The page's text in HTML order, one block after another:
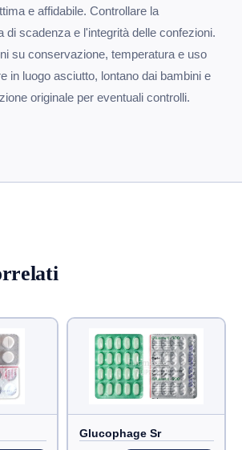
e affidabile. Controllare la
di scadenza e l'integrità delle confezioni.
su conservazione, temperatura e uso
in luogo asciutto, lontano dai bambini e
originale per eventuali controlli.
Glucophage Sr